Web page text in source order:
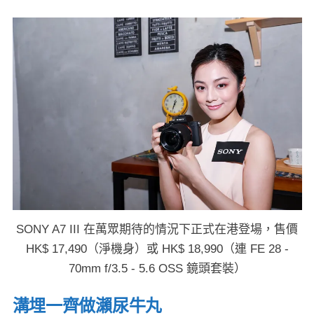
SONY A7 III 在萬眾期待的情況下正式在港登場，售價
HK$ 17,490（淨機身）或 HK$ 18,990（連 FE 28 -
70mm f/3.5 - 5.6 OSS 鏡頭套裝）
溝埋一齊做瀨尿牛丸